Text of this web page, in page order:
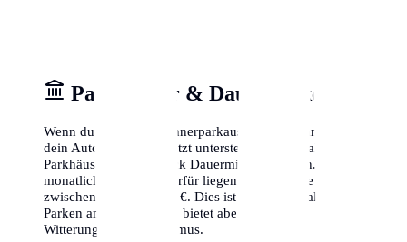
Parkhäuser & Dauerparken
Wenn du keinen Bewohnerparkausweis bekommst oder
dein Auto lieber geschützt unterstellst, bieten zahlreiche
Parkhäuser in Osnabrück Dauermietverträge an. Die
monatlichen Kosten hierfür liegen je nach Lage
zwischen 80 € und 200 €. Dies ist zwar teurer als das
Parken am Straßenrand, bietet aber Schutz vor
Witterung und Vandalismus.